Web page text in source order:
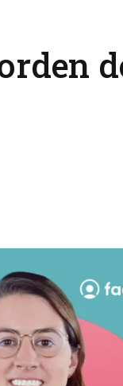
ansiedad de
3 agosto, 2026